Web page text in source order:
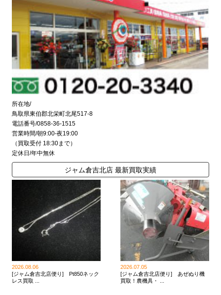
所在地/
鳥取県東伯郡北栄町北尾517-8
電話番号/0858-36-1515
営業時間/朝9:00-夜19:00
（買取受付 18:30まで）
定休日/年中無休
ジャム倉吉北店 最新買取実績
2026.08.06
[ジャム倉吉北店便り] Pt850ネック
レス買取 ...
2026.07.05
[ジャム倉吉北店便り] あぜぬり機
買取！農機具・ ...